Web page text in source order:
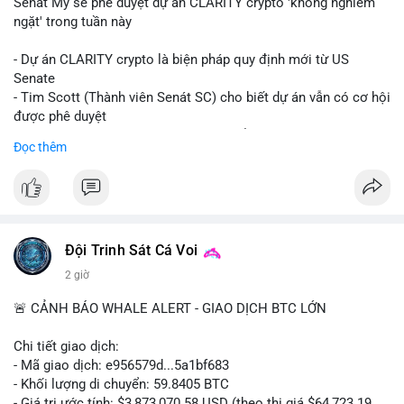
ngặt' trong tuần này
- Dự án CLARITY crypto là biện pháp quy định mới từ US
Senate
- Tim Scott (Thành viên Senát SC) cho biết dự án vẫn có cơ hội
được phê duyệt
trình
#vlikevn #titanbot
Đọc thêm
Đội Trinh Sát Cá Voi
2 giờ
🚨 CẢNH BÁO WHALE ALERT - GIAO DỊCH BTC LỚN
Chi tiết giao dịch:
- Mã giao dịch: e956579d...5a1bf683
- Khối lượng di chuyển: 59.8405 BTC